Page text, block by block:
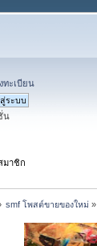
ทะเบียน
น
มาชิก
smf โพสต์ขายของใหม่»